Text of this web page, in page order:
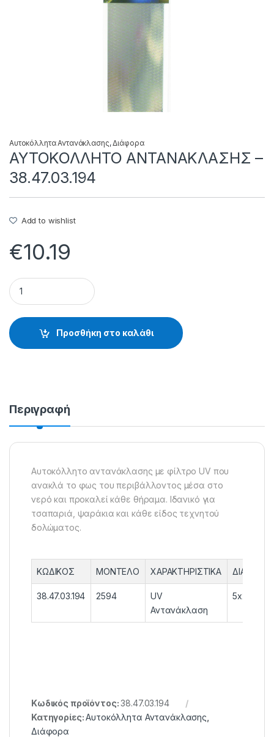
Αυτοκόλλητα Αντανάκλασης,Διάφορα
ΑΥΤΟΚΟΛΛΗΤΟ ΑΝΤΑΝΑΚΛΑΣΗΣ –
38.47.03.194
Add to wishlist
€10.19
ΑΥΤΟΚΟΛΛΗΤΟ ΑΝΤΑΝΑΚΛΑΣΗΣ - 38.47.03.194 quantity
Προσθήκη στο καλάθι
Περιγραφή
Αυτοκόλλητο αντανάκλασης με φίλτρο UV που
ανακλά το φως του περιβάλλοντος μέσα στο
νερό και προκαλεί κάθε θήραμα. Ιδανικό για
τσαπαριά, ψαράκια και κάθε είδος τεχνητού
δολώματος.
ΚΩΔΙΚΟΣ ΜΟΝΤΕΛΟ ΧΑΡΑΚΤΗΡΙΣΤΙΚΑ ΔΙΑΣΤΑΣΗ
38.47.03.194 2594
UV
Αντανάκλαση
5x20cm
Κωδικός προϊόντος:38.47.03.194
Κατηγορίες:Αυτοκόλλητα Αντανάκλασης
Διάφορα